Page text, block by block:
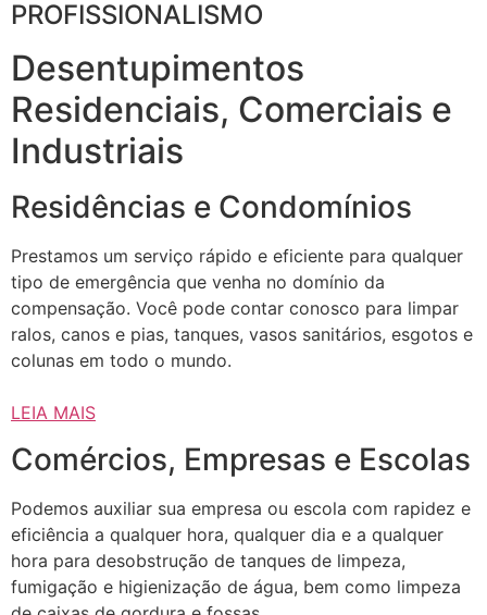
PROFISSIONALISMO
Desentupimentos
Residenciais, Comerciais e
Industriais
Residências e Condomínios
Prestamos um serviço rápido e eficiente para qualquer
tipo de emergência que venha no domínio da
compensação. Você pode contar conosco para limpar
ralos, canos e pias, tanques, vasos sanitários, esgotos e
colunas em todo o mundo.
LEIA MAIS
Comércios, Empresas e Escolas
Podemos auxiliar sua empresa ou escola com rapidez e
eficiência a qualquer hora, qualquer dia e a qualquer
hora para desobstrução de tanques de limpeza,
fumigação e higienização de água, bem como limpeza